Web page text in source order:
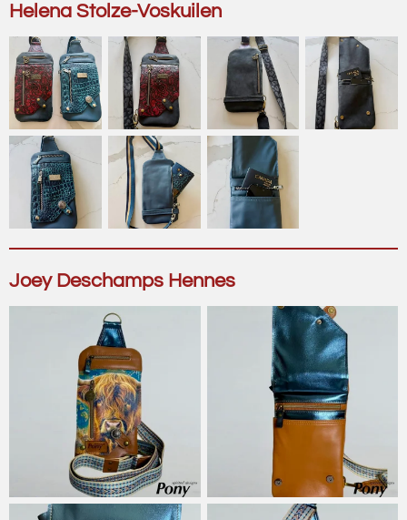
Helena Stolze-Voskuilen
Joey Deschamps Hennes